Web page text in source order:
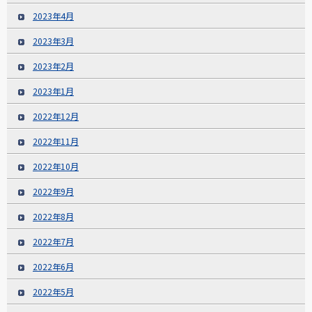
2023年4月
2023年3月
2023年2月
2023年1月
2022年12月
2022年11月
2022年10月
2022年9月
2022年8月
2022年7月
2022年6月
2022年5月